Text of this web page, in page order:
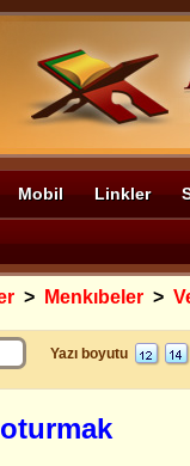
Mobil Linkler
> Menkıbeler >
Yazı boyutu